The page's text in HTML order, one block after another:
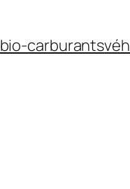
bio-carburants